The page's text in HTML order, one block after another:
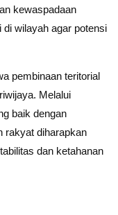
kewaspadaan
wilayah agar potensi
pembinaan teritorial
Melalui
baik dengan
rakyat diharapkan
dan ketahanan